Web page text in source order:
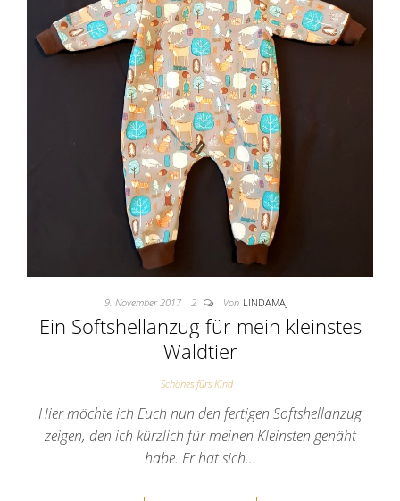
9. November 2017 2 Von LINDAMAJ
Ein Softshellanzug für mein kleinstes
Waldtier
Schönes fürs Kind
Hier möchte ich Euch nun den fertigen Softshellanzug
zeigen, den ich kürzlich für meinen Kleinsten genäht
habe. Er hat sich…